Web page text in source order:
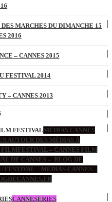
MARCHES DU DIMANCHE 15
2016
– CANNES 2015
FESTIVAL 2014
– CANNES 2013
FESTIVALMÉDIAS CANNES
AUTOUR DES MÉDIAS À
FILMFESTIVAL – CANNES FILM
DE CANNES – BLOG DE
FESTIVAL – MEDIAS CANNES –
CANNESERIES